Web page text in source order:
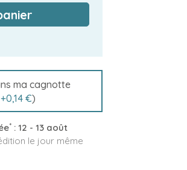
ma cagnotte
+0,14 €)
*: 12 - 13 août
le jour même